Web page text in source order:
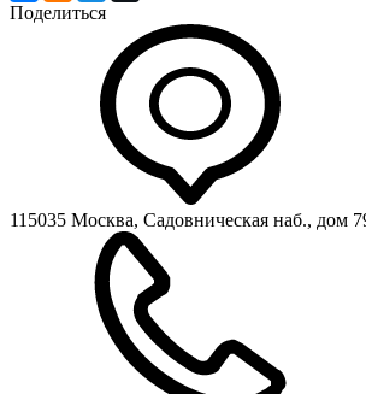
Поделиться
115035 Москва, Садовническая наб., дом